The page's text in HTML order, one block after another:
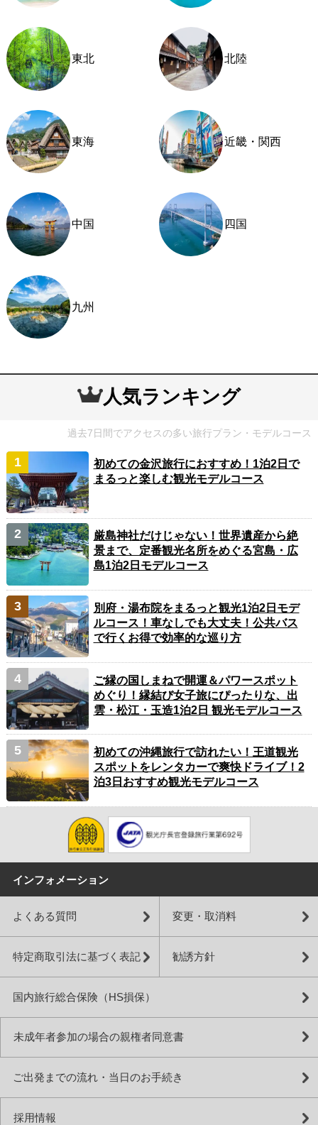
東北 北陸
東海 近畿・関西
中国 四国
九州
人気ランキング
過去7日間でアクセスの多い旅行プラン・モデルコース
初めての金沢旅行におすすめ！1泊2日で
まるっと楽しむ観光モデルコース
厳島神社だけじゃない！世界遺産から絶
景まで、定番観光名所をめぐる宮島・広
島1泊2日モデルコース
別府・湯布院をまるっと観光1泊2日モデ
ルコース！車なしでも大丈夫！公共バス
で行くお得で効率的な巡り方
ご縁の国しまねで開運＆パワースポット
めぐり！縁結び女子旅にぴったりな、出
雲・松江・玉造1泊2日 観光モデルコース
初めての沖縄旅行で訪れたい！王道観光
スポットをレンタカーで爽快ドライブ！2
泊3日おすすめ観光モデルコース
インフォメーション
よくある質問 変更・取消料
特定商取引法に基づく表記 勧誘方針
国内旅行総合保険（HS損保）
未成年者参加の場合の親権者同意書
ご出発までの流れ・当日のお手続き
採用情報